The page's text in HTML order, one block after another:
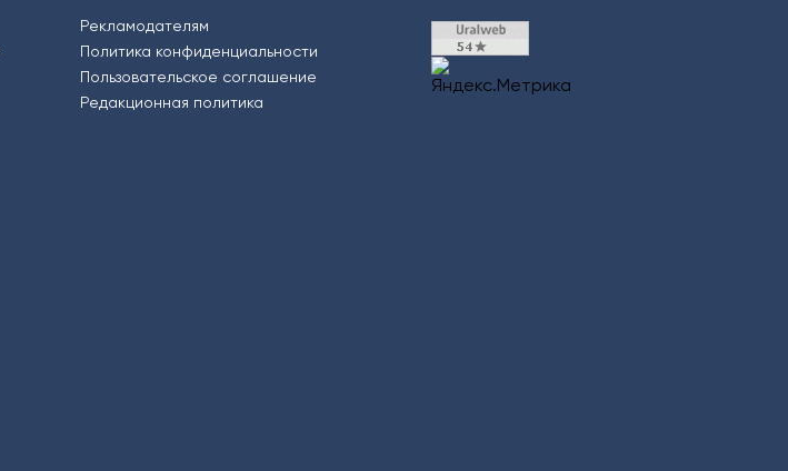
Рекламодателям
Политика конфиденциальности
Пользовательское соглашение
Редакционная политика